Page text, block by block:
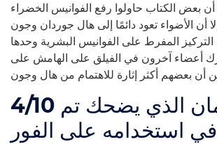
بعض الكتاب حاولوا رفع الفوانيس الخضراء
أن الأضواء تعود دائمًا إلى هال جوردان وجون
المفرط على الفوانيس البشرية وحدها
أعضاء آخرون في الفيلق على الهامش على
4/10
استخدامه على الفور